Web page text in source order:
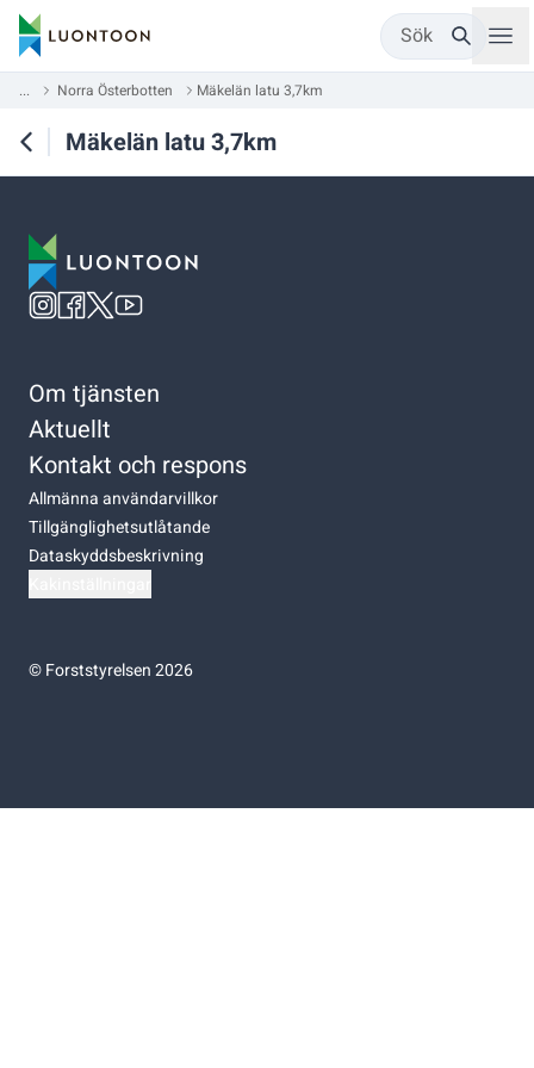
Sök
... Norra Österbotten Mäkelän latu 3,7km
Mäkelän latu 3,7km
Om tjänsten
Aktuellt
Kontakt och respons
Allmänna användarvillkor
Tillgänglighetsutlåtande
Dataskyddsbeskrivning
©Forststyrelsen 2026